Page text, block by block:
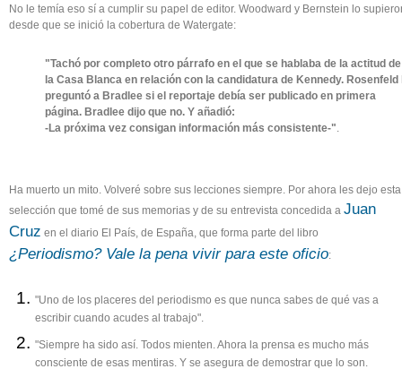
No le temía eso sí a cumplir su papel de editor. Woodward y Bernstein lo
desde que se inició la cobertura de Watergate:
"Tachó por completo otro párrafo en el que se hablaba de la actitud de
la Casa Blanca en relación con la candidatura de Kennedy. Rosenfeld
preguntó a Bradlee si el reportaje debía ser publicado en primera
página. Bradlee dijo que no. Y añadió:
-La próxima vez consigan información más consistente-".
Ha muerto un mito. Volveré sobre sus lecciones siempre. Por ahora les dejo esta
selección que tomé de sus memorias y de su entrevista concedida a Juan
Cruz en el diario El País, de España, que forma parte del libro
¿Periodismo? Vale la pena vivir para este oficio:
"Uno de los placeres del periodismo es que nunca sabes de qué vas a
escribir cuando acudes al trabajo".
"Siempre ha sido así. Todos mienten. Ahora la prensa es mucho más